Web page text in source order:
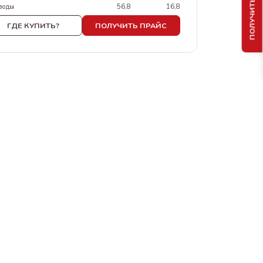
56,8 16,8
ГДЕ КУПИТЬ? ПОЛУЧИТЬ ПРАЙС